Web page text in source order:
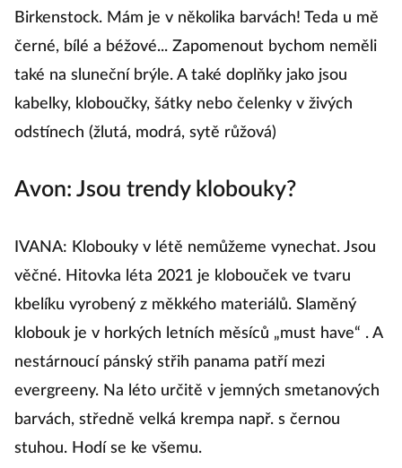
Birkenstock. Mám je v několika barvách! Teda u mě
černé, bílé a béžové... Zapomenout bychom neměli
také na sluneční brýle. A také doplňky jako jsou
kabelky, kloboučky, šátky nebo čelenky v živých
odstínech (žlutá, modrá, sytě růžová)
Avon: Jsou trendy klobouky?
IVANA: Klobouky v létě nemůžeme vynechat. Jsou
věčné. Hitovka léta 2021 je klobouček ve tvaru
kbelíku vyrobený z měkkého materiálů. Slaměný
klobouk je v horkých letních měsíců „must have“ . A
nestárnoucí pánský střih panama patří mezi
evergreeny. Na léto určitě v jemných smetanových
barvách, středně velká krempa např. s černou
stuhou. Hodí se ke všemu.